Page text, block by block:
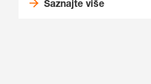
Saznajte više